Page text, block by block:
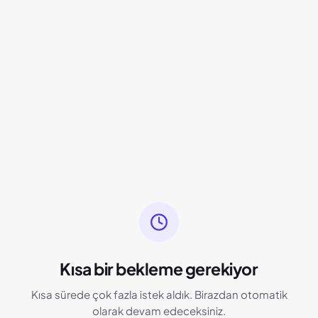
Kısa bir bekleme gerekiyor
Kısa sürede çok fazla istek aldık. Birazdan otomatik
olarak devam edeceksiniz.